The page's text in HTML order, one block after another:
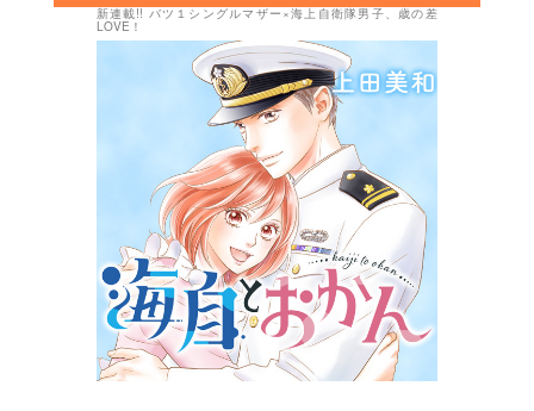
新連載!! バツ１シングルマザー×海上自衛隊男子、歳の差
LOVE！